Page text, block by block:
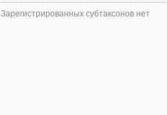
Зарегистрированных субтаксонов нет